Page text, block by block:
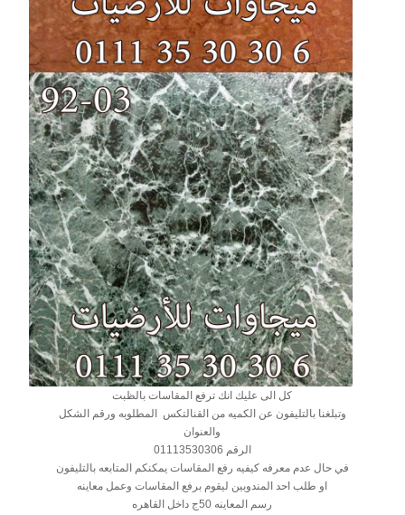
كل الى عليك انك ترفع المقاسات بالظبت
وتبلغنا بالتليفون عن الكميه من القنالتكس المطلوبه ورقم الشكل
والعنوان
الرقم 01113530306
في حال عدم معرفه كيفيه رفع المقاسات يمكنكم المتابعه بالتليفون
او طلب احد المندوبين ليقوم برفع المقاسات وعمل معاينه
رسم المعاينه 50ج داخل القاهره